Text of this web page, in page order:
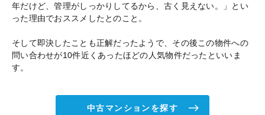
年だけど、管理がしっかりしてるから、古く見えない。」とい
った理由でおススメしたとのこと。
そして即決したことも正解だったようで、その後この物件への
問い合わせが10件近くあったほどの人気物件だったといいま
す。
中古マンションを探す